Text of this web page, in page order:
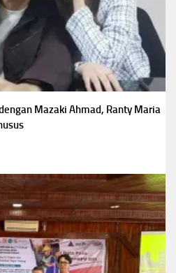
Mazaki Ahmad, Ranty Maria